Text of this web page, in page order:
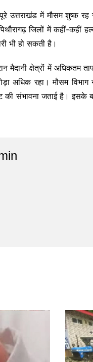
उत्तराखंड में मौसम शुष्क
जिलों में कहीं-कहीं
भी हो सकती है।
मैदानी क्षेत्रों में अधिकतम
थोड़ा अधिक रहा। मौसम
की संभावना जताई है। इसके